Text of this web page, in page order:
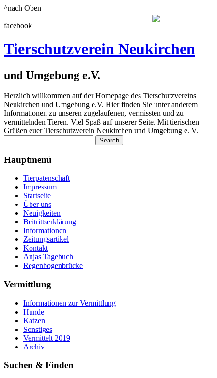
^nach Oben
facebook
Tierschutzverein Neukirchen
und Umgebung e.V.
Herzlich willkommen auf der Homepage des Tierschutzvereins
Neukirchen und Umgebung e.V. Hier finden Sie unter anderem
Informationen zu unseren zugelaufenen, vermissten und zu
vermittelnden Tieren. Viel Spaß auf unserer Seite. Mit tierischen
Grüßen euer Tierschutzverein Neukirchen und Umgebung e. V.
Hauptmenü
Tierpatenschaft
Impressum
Startseite
Über uns
Neuigkeiten
Beitrittserklärung
Informationen
Zeitungsartikel
Kontakt
Anjas Tagebuch
Regenbogenbrücke
Vermittlung
Informationen zur Vermittlung
Hunde
Katzen
Sonstiges
Vermittelt 2019
Archiv
Suchen & Finden